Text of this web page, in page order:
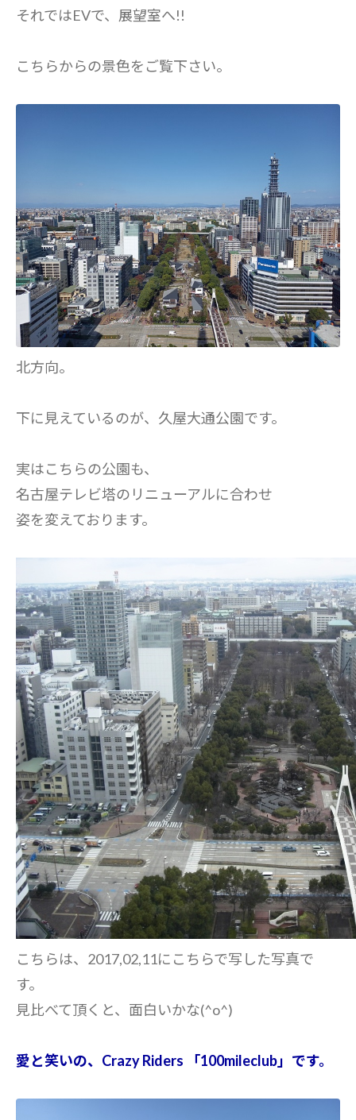
それではEVで、展望室へ!!
こちらからの景色をご覧下さい。
北方向。
下に見えているのが、久屋大通公園です。
実はこちらの公園も、
名古屋テレビ塔のリニューアルに合わせ
姿を変えております。
こちらは、2017,02,11にこちらで写した写真で
す。
見比べて頂くと、面白いかな(^o^)
愛と笑いの、Crazy Riders 「100mileclub」です。